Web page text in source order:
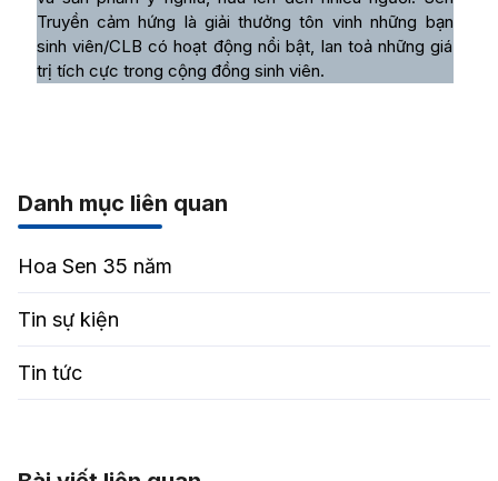
Truyền cảm hứng là giải thưởng tôn vinh những bạn
sinh viên/CLB có hoạt động nổi bật, lan toả những giá
trị tích cực trong cộng đồng sinh viên.
Danh mục liên quan
Hoa Sen 35 năm
Tin sự kiện
Tin tức